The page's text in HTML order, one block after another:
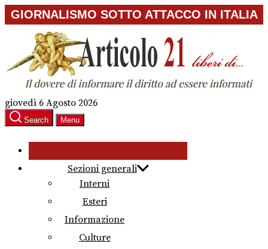
Skip
to
content
GIORNALISMO SOTTO ATTACCO IN ITALIA
giovedì 6 Agosto 2026
Search Menu
Sezioni generali
Interni
Esteri
Informazione
Culture